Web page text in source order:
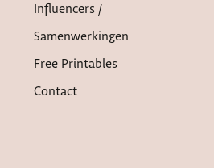
Influencers /
Samenwerkingen
Free Printables
Contact